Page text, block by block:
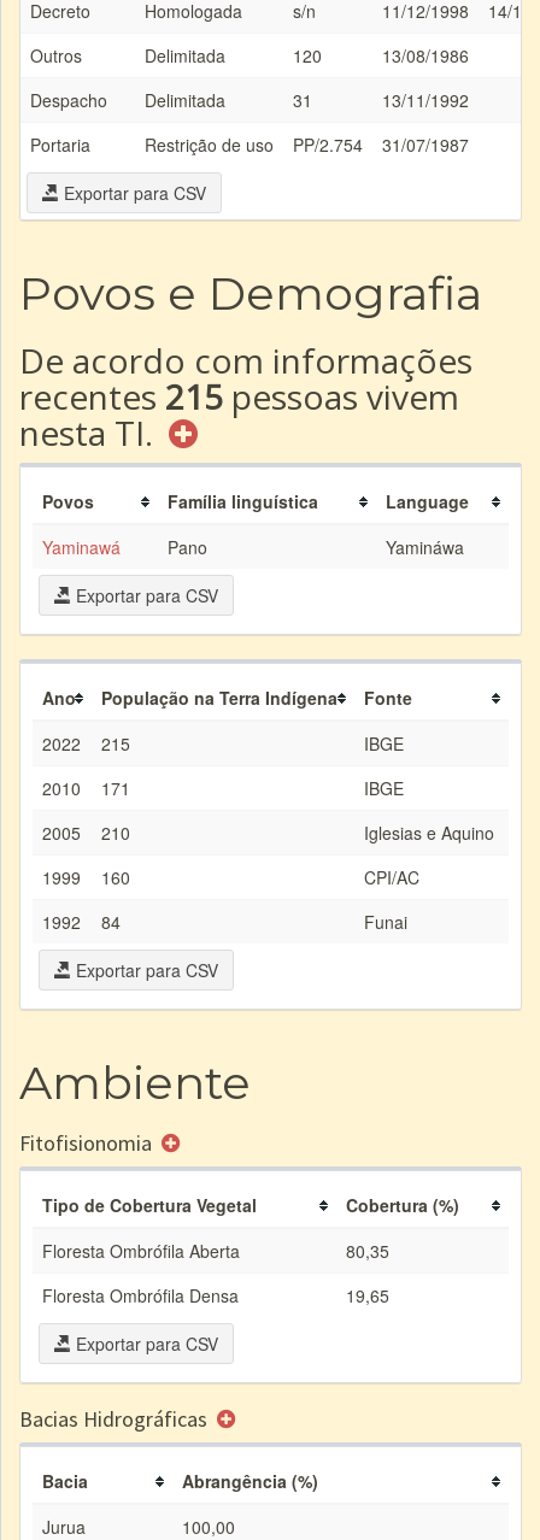
Decreto Homologada s/n 11/12/1998
14/
Outros
Delimitada 120
13/08/1986
Despacho
Delimitada 31
13/11/1992
Portaria
Restrição de uso PP/2.754
31/07/1987
Exportar para CSV
Povos e Demografia
De acordo com informações
recentes 215 pessoas vivem
nesta TI.
Povos Família linguística
Language
Yaminawá
Pano
Yamináwa
Exportar para CSV
Ano População na Terra Indígena
Fonte
2022
215
IBGE
2010
171
IBGE
2005
210
Iglesias e Aquino
1999
160
CPI/AC
1992
84
Funai
Exportar para CSV
Ambiente
Fitofisionomia
Tipo de Cobertura Vegetal
Cobertura (%)
Floresta Ombrófila Aberta
80,35
Floresta Ombrófila Densa
19,65
Exportar para CSV
Bacias Hidrográficas
Bacia
Abrangência (%)
Jurua
100,00